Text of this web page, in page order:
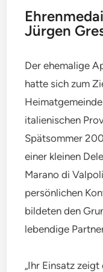
Jürgen
Der ehemalige
hatte sich zum
italienischen
Spätsommer
einer kleinen
Marano di
persönlichen
bildeten den
lebendige
„Ihr Einsatz